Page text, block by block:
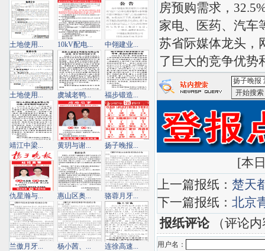
房预购需求，
家电、医药、汽车
苏省际媒体龙头，
了巨大的竞争优势
[本
上一篇报纸： 楚天
下一篇报纸： 北京
报纸评论（评论内
用户名：
土地使用... 10kV配电... 中翎建业...
土地使用... 虞城老鸭... 福步锻造...
靖江中梁... 黄玥与谢... 扬子晚报...
仇星瀚与... 惠山区奥... 骆蓉月牙...
兰傲月牙... 杨小茜、... 连徐高速...